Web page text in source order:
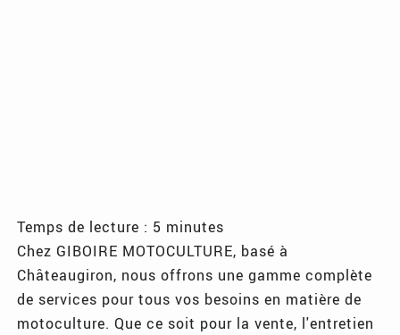
Temps de lecture : 5 minutes
Chez GIBOIRE MOTOCULTURE, basé à
Châteaugiron, nous offrons une gamme complète
de services pour tous vos besoins en matière de
motoculture. Que ce soit pour la vente, l'entretien